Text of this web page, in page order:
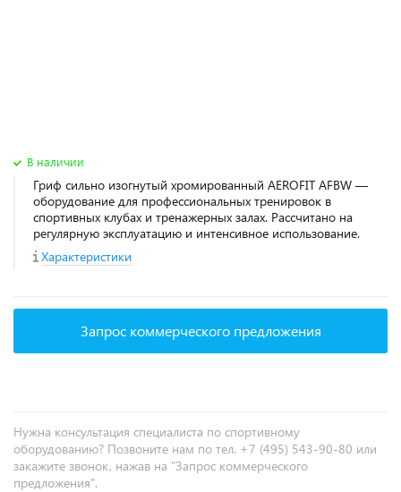
В наличии
Гриф сильно изогнутый хромированный AEROFIT AFBW —
оборудование для профессиональных тренировок в
спортивных клубах и тренажерных залах. Рассчитано на
регулярную эксплуатацию и интенсивное использование.
Характеристики
Запрос коммерческого предложения
Нужна консультация специалиста по спортивному
оборудованию? Позвоните нам по тел. +7 (495) 543-90-80 или
закажите звонок, нажав на "Запрос коммерческого
предложения".